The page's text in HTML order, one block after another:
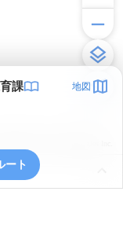
課 地図
ート